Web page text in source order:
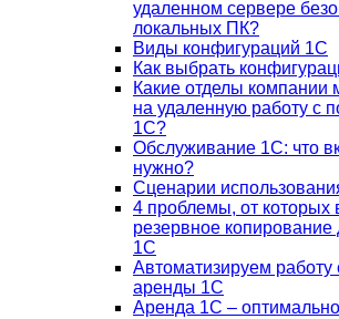
удаленном сервере
локальных ПК?
Виды конфигураций 1С
Как выбрать
Какие отделы компании
на удаленную работу с
1С?
Обслуживание 1С: что
нужно?
Сценарии
4 проблемы, от которых
резервное
1С
Автоматизируем
аренды 1С
Аренда 1С –